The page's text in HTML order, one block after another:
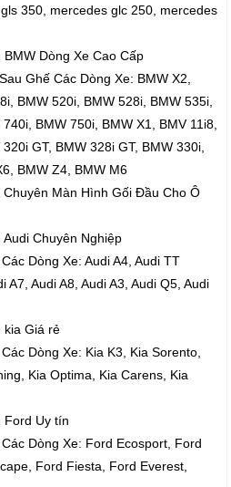
350, mercedes glc 250, mercedes
Dòng Xe Cao Cấp
Các Dòng Xe: BMW X2,
BMW 520i, BMW 528i, BMW 535i,
BMW 750i, BMW X1, BMV 11i8,
GT, BMW 328i GT, BMW 330i,
BMW Z4, BMW M6
Chuyên Màn Hình Gối Đầu Cho Ô
Chuyên Nghiệp
Dòng Xe: Audi A4, Audi TT
A7, Audi A8, Audi A3, Audi Q5, Audi
kia Giá rẻ
Dòng Xe: Kia K3, Kia Sorento,
Kia Optima, Kia Carens, Kia
Ford Uy tín
Dòng Xe: Ford Ecosport, Ford
Ford Fiesta, Ford Everest,